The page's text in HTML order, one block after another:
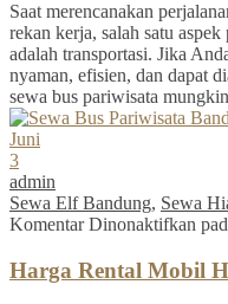
Saat merencanakan
rekan kerja, salah satu
adalah transportasi. Jika
nyaman, efisien, dan dapat
sewa bus pariwisata
Juni
3
admin
Sewa Elf Bandung, Sewa
Komentar Dinonaktifkan
Harga Rental Mobil